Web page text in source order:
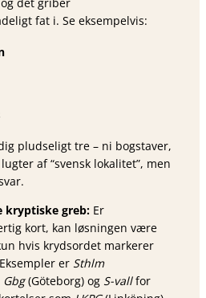
dét griber
fat i. Se eksempelvis:
pludseligt tre – ni bogstaver,
af “svensk lokalitet”, men
kryptiske greb: Er
kort, kan løsningen være
hvis krydsordet markerer
er Sthlm
Gbg(Göteborg) og S-vallfor